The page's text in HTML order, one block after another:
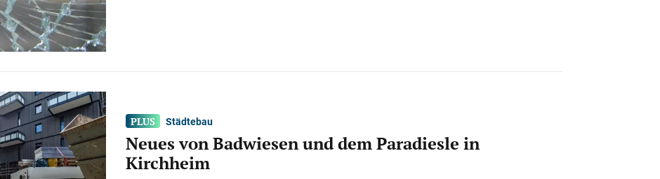
Städtebau
Neues von Badwiesen und dem Paradiesle in
Kirchheim